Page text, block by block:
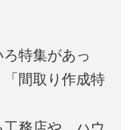
特集があっ
間取り作成特